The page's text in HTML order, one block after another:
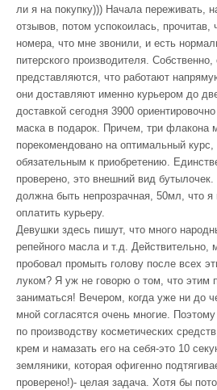
ли я на покупку))) Начала переживать,
отзывов, потом успокоилась, прочитав,
номера, что мне звонили, и есть
питерского производителя. Собственно,
представляются, что работают
они доставляют именно курьером до
доставкой сегодня 3900
маска в подарок. Причем, три флакона
порекомендовано на оптимальный
обязательным к приобретению.
проверено, это внешний вид
должна быть непрозрачная, 50мл, что
оплатить курьеру.
Девушки здесь пишут, что много
репейного масла и т.д. Действительно,
пробовал промыть голову после всех
луком? Я уж не говорю о том, что этим
заниматься! Вечером, когда уже ни до
мной согласятся очень многие.
по производству косметических
крем и намазать его на себя-это 10
земляники, которая офигенно
проверено!)- целая задача. Хотя бы